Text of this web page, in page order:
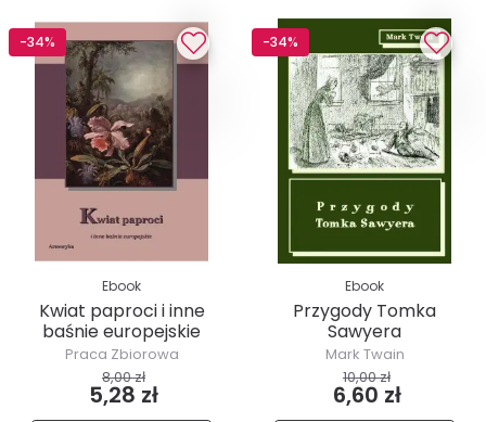
-34%
Ebook
Kwiat paproci i inne
baśnie europejskie
Praca Zbiorowa
8,00 zł
5,28 zł
-34%
Ebook
Przygody Tomka
Sawyera
Mark Twain
10,00 zł
6,60 zł